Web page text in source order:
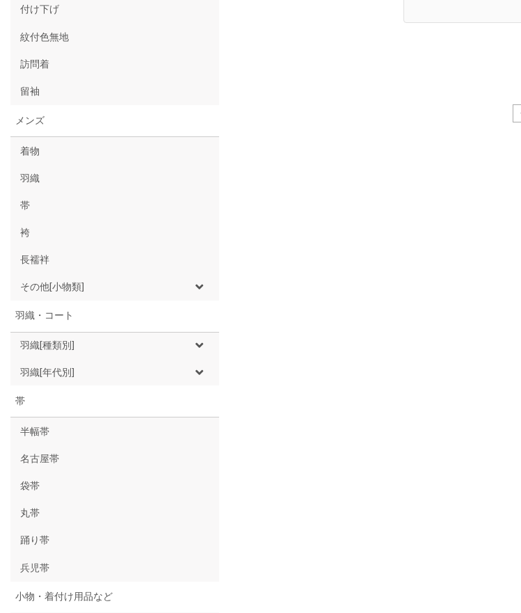
付け下げ
紋付色無地
訪問着
留袖
メンズ
着物
羽織
帯
袴
長襦袢
その他[小物類]
羽織・コート
羽織[種類別]
羽織[年代別]
帯
半幅帯
名古屋帯
袋帯
丸帯
踊り帯
兵児帯
小物・着付け用品など